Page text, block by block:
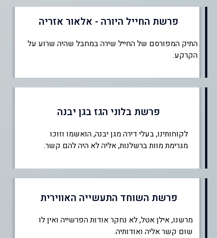
פרשת החייל היורה - אלאור אזריה
התיק המפורסם של החייל שירה במחבל שהיה שרוע על
הקרקע.
פרשת בלוני הגז בגן יבנה
לקוחותינו, בעלי דירה מגן יבנה, הואשמו וזוכו
מגרימת מוות ברשלנות, אליה לא היה להם קשר.
פרשת השוחד התעשייה האווירית
מרשנו, אילן אטל, לא נחקר אודות הפרשייה ואין לו
שום קשר אליה ואודותיה.